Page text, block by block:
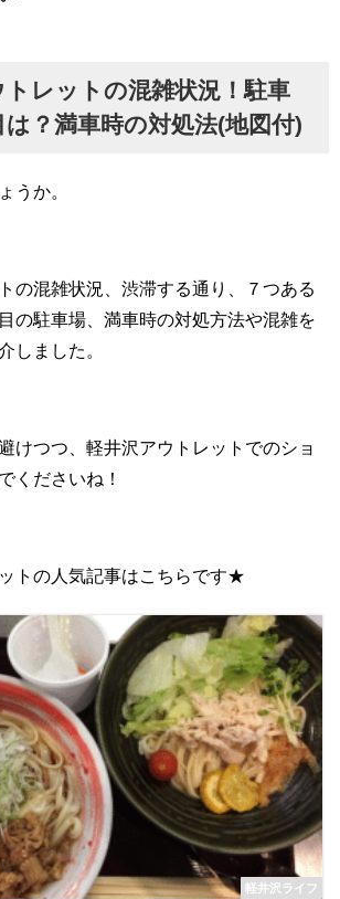
トレットの混雑状況！駐車
？満車時の対処法(地図付)
うか。
の混雑状況、渋滞する通り、７つある
の駐車場、満車時の対処方法や混雑を
しました。
けつつ、軽井沢アウトレットでのショ
くださいね！
トの人気記事はこちらです★
軽井沢ライフ